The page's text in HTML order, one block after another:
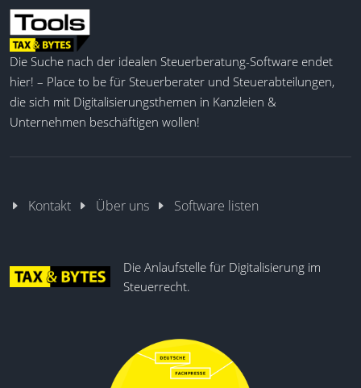
DAC7-Meldungserstellung
Massendaten Im-/Export
Datenvalidierung
Flexible Dashboards
Datenkonvertierung
Rechtssichere Übermittlung
Die Suche nach der idealen Steuerberatung-Software endet
hier! – Place to be für Steuerberater und Steuerabteilungen,
die sich mit Digitalisierungsthemen in Kanzleien &
Unternehmen beschäftigen wollen!
Kontakt Über uns Software listen
Die Anlaufstelle für Digitalisierung im
Steuerrecht.